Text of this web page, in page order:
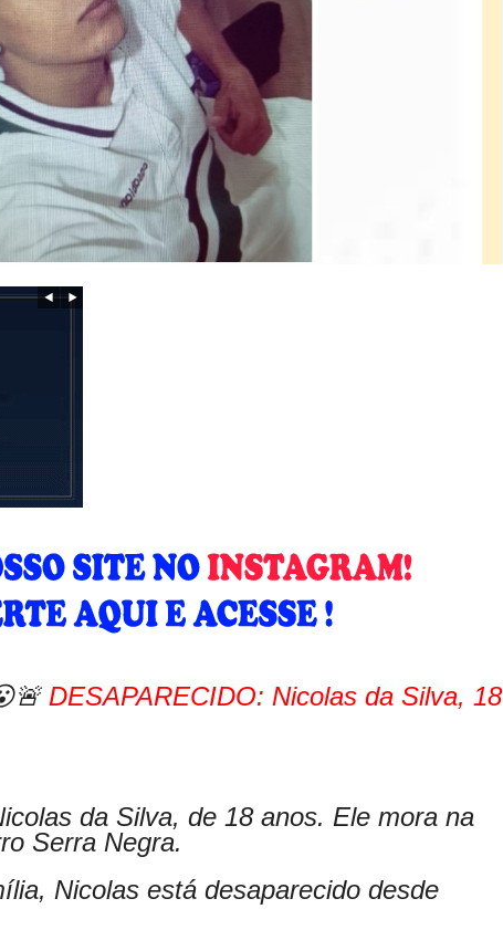
🚨 DESAPARECIDO: Nicolas da Silva, 18
da Silva, de 18 anos. Ele mora na
Serra Negra.
Nicolas está desaparecido desde